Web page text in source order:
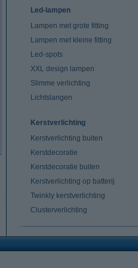
Led-lampen
Lampen met grote fitting
Lampen met kleine fitting
Led-spots
XXL design lampen
Slimme verlichting
Lichtslangen
Kerstverlichting
Kerstverlichting buiten
Kerstdecoratie
Kerstdecoratie buiten
Kerstverlichting op batterij
Twinkly kerstverlichting
Clusterverlichting